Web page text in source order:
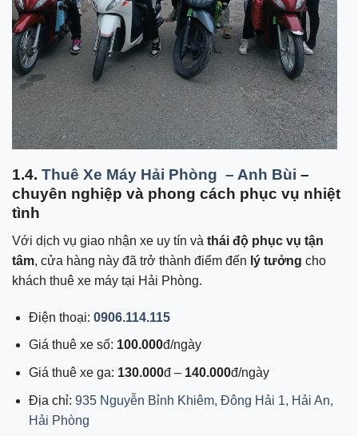
1.4. Thuê Xe Máy Hải Phòng – Anh Bùi –
chuyên nghiệp và phong cách phục vụ nhiệt
tình
Với dịch vụ giao nhận xe uy tín và thái độ phục vụ tận
tâm, cửa hàng này đã trở thành điểm đến lý tưởng cho
khách thuê xe máy tại Hải Phòng.
Điện thoại: 0906.114.115
Giá thuê xe số: 100.000đ/ngày
Giá thuê xe ga: 130.000đ – 140.000đ/ngày
Địa chỉ: 935 Nguyễn Bỉnh Khiêm, Đông Hải 1, Hải An,
Hải Phòng